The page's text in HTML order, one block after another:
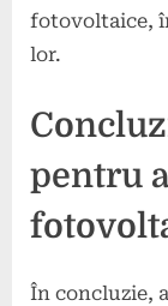
fotovoltaice,
lor.
pentru
În concluzie,